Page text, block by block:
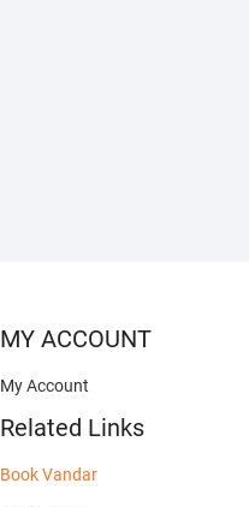
MY ACCOUNT
My Account
Related Links
Book Vandar